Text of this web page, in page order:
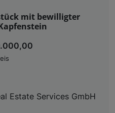
mit bewilligter
Estate Services GmbH